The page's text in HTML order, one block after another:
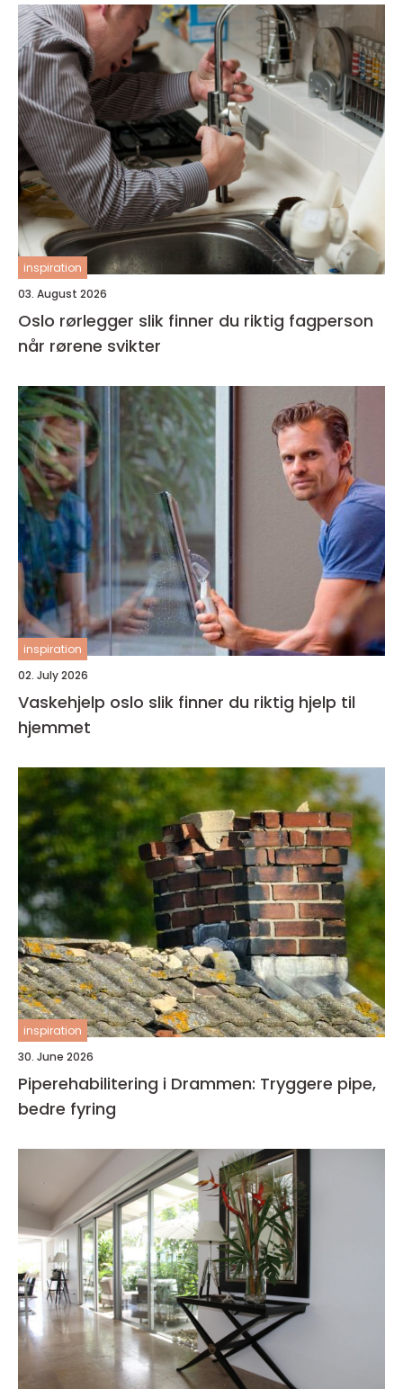
inspiration
03. August 2026
Oslo rørlegger slik finner du riktig fagperson
når rørene svikter
inspiration
02. July 2026
Vaskehjelp oslo slik finner du riktig hjelp til
hjemmet
inspiration
30. June 2026
Piperehabilitering i Drammen: Tryggere pipe,
bedre fyring